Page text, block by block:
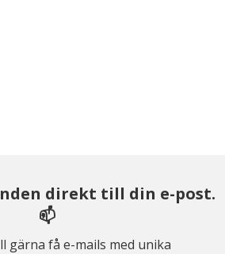
direkt till din e-post.
📫
gärna få e-mails med unika